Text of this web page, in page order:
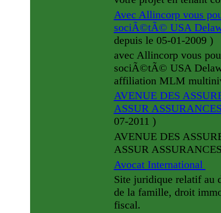
Avec Allincorp vous
sociÃ©tÃ© USA
depuis le 05-01-2009 )
avec Allincorp vous
sociÃ©tÃ© USA
affiliation MLM
AVENUE DES
ASSUR
07-2011 )
AVENUE DES
ASSUR
Avocat International
Site juridique relatif au
de la famille, droit
fiscal.